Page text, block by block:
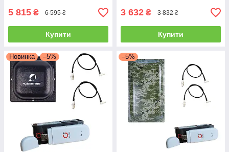
5 815 ₴ 6 595 ₴
Купити
3 632 ₴ 3 832 ₴
Купити
Новинка –5% –5%